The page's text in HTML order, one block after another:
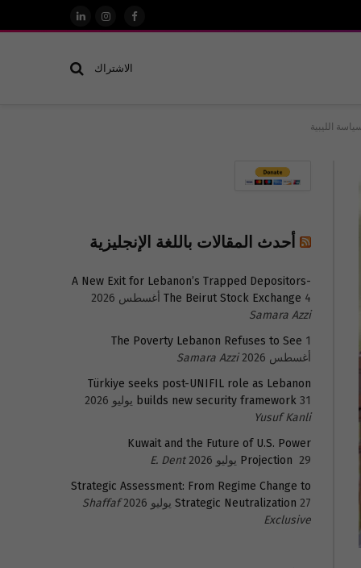
فيسبوكالانستغرام
لينكدإن
الاشتراك
الليبية
أحدث المقالات باللغة الإنجليزية
A New Exit for Lebanon’s Trapped Depositors-
The Beirut Stock Exchange 4 أغسطس 2026
Samara Azzi
The Poverty Lebanon Refuses to See 1
أغسطس 2026
Samara Azzi
Türkiye seeks post-UNIFIL role as Lebanon
builds new security framework 31 يوليو 2026
Yusuf Kanli
Kuwait and the Future of U.S. Power
Projection 29 يوليو 2026
E. Dent
Strategic Assessment: From Regime Change to
Strategic Neutralization 27 يوليو 2026
Shaffaf
Exclusive